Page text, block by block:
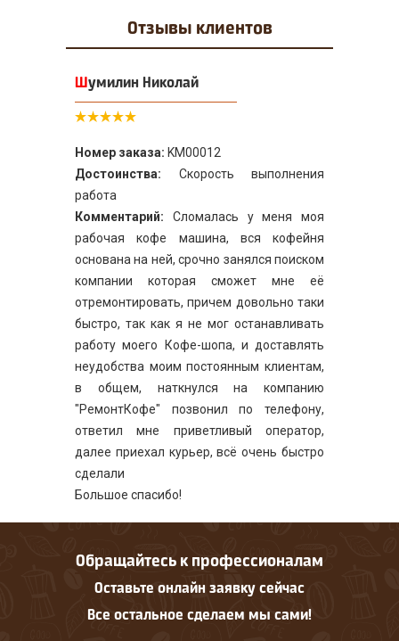
Отзывы клиентов
Шумилин Николай
Номер заказа: KM00012
Достоинства: Скорость выполнения
работа
Комментарий: Сломалась у меня моя
рабочая кофе машина, вся кофейня
основана на ней, срочно занялся поиском
компании которая сможет мне её
отремонтировать, причем довольно таки
быстро, так как я не мог останавливать
работу моего Кофе-шопа, и доставлять
неудобства моим постоянным клиентам,
в общем, наткнулся на компанию
"РемонтКофе" позвонил по телефону,
ответил мне приветливый оператор,
далее приехал курьер, всё очень быстро
сделали
Большое спасибо!
Обращайтесь к профессионалам
Оставьте онлайн заявку сейчас
Все остальное сделаем мы сами!